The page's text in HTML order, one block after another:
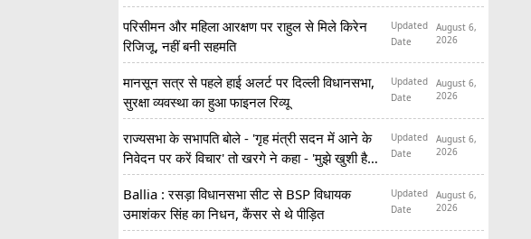
परिसीमन और महिला आरक्षण पर राहुल से मिले किरेन
रिजिजू, नहीं बनी सहमति
Updated
Date
August 6,
2026
मानसून सत्र से पहले हाई अलर्ट पर दिल्ली विधानसभा,
सुरक्षा व्यवस्था का हुआ फाइनल रिव्यू
Updated
Date
August 6,
2026
राज्यसभा के सभापति बोले - 'गृह मंत्री सदन में आने के
निवेदन पर करें विचार' तो खरगे ने कहा - 'मुझे खुशी है
कि...'
Updated
Date
August 6,
2026
Ballia : रसड़ा विधानसभा सीट से BSP विधायक
उमाशंकर सिंह का निधन, कैंसर से थे पीड़ित
Updated
Date
August 6,
2026